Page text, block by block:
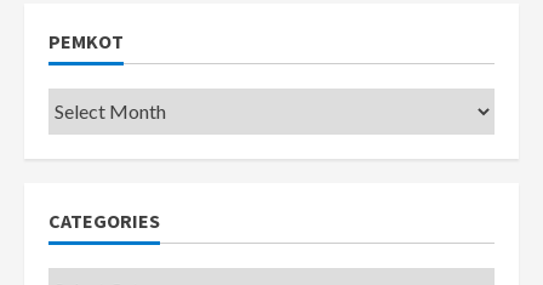
PEMKOT
Pemkot
CATEGORIES